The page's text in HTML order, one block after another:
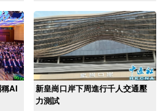
AI
新皇崗口岸下周進行千人交通壓
力測試